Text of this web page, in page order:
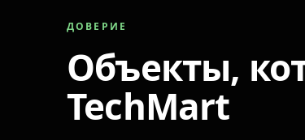
ДОВЕРИЕ
Объекты,
TechMart